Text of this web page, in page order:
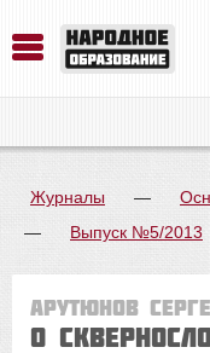
Журналы —
—
Выпуск №5/2013
Арутюнов
О